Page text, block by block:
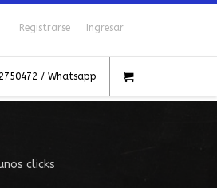
Registrarse Ingresar
/ Whatsapp
clicks